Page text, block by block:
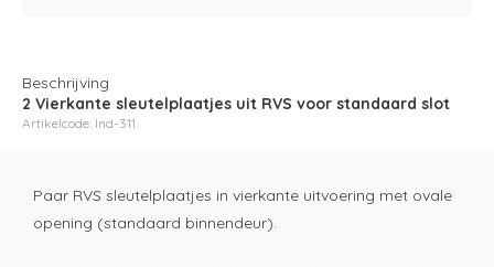
Beschrijving
2 Vierkante sleutelplaatjes uit RVS voor standaard slot
Artikelcode: Ind-311
Paar RVS sleutelplaatjes in vierkante uitvoering met ovale
opening (standaard binnendeur).